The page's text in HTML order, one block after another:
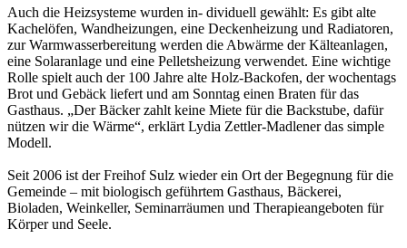
Auch die Heizsysteme wurden in- dividuell gewählt: Es gibt alte
Kachelöfen, Wandheizungen, eine Deckenheizung und Radiatoren,
zur Warmwasserbereitung werden die Abwärme der Kälteanlagen,
eine Solaranlage und eine Pelletsheizung verwendet. Eine wichtige
Rolle spielt auch der 100 Jahre alte Holz-Backofen, der wochentags
Brot und Gebäck liefert und am Sonntag einen Braten für das
Gasthaus. „Der Bäcker zahlt keine Miete für die Backstube, dafür
nützen wir die Wärme“, erklärt Lydia Zettler-Madlener das simple
Modell.
Seit 2006 ist der Freihof Sulz wieder ein Ort der Begegnung für die
Gemeinde – mit biologisch geführtem Gasthaus, Bäckerei,
Bioladen, Weinkeller, Seminarräumen und Therapieangeboten für
Körper und Seele.